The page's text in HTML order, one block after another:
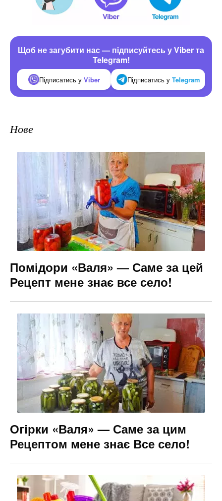
Щоб не загубити нас — підписуйтесь у Viber та
Telegram!
Підписатись у Viber Підписатись у Telegram
Нове
Помідори «Валя» — Саме за цей
Рецепт мене знає все село!
Огірки «Валя» — Саме за цим
Рецептом мене знає Все село!